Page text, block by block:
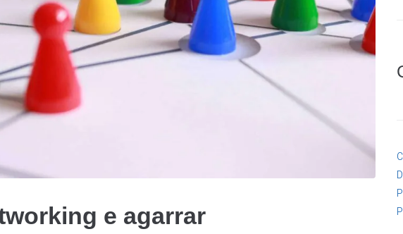
e agarrar